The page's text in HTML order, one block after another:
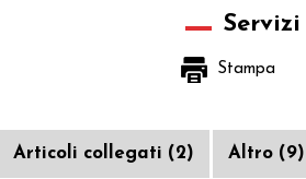
Servizi
Stampa
Articoli collegati (2) Altro (9)